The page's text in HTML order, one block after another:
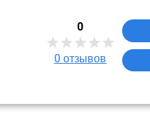
0
0 отзывов